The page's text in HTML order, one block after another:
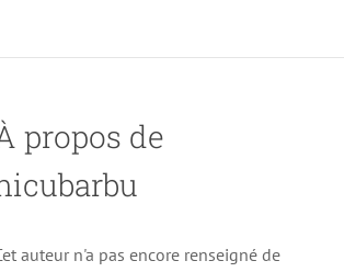
propos de
auteur n'a pas encore renseigné de